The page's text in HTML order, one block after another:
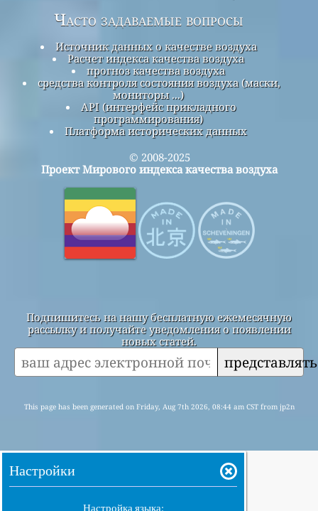
Часто задаваемые вопросы
Источник данных о качестве воздуха
Расчет индекса качества воздуха
прогноз качества воздуха
средства контроля состояния воздуха (маски,
мониторы ...)
API (интерфейс прикладного
программирования)
Платформа исторических данных
© 2008-2025
Проект Мирового индекса качества воздуха
Подпишитесь на нашу бесплатную ежемесячную
рассылку и получайте уведомления о появлении
новых статей.
This page has been generated on Friday, Aug 7th 2026, 08:44 am CST from jp2n
Настройки